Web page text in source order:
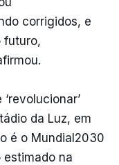
corrigidos, e
futuro,
da Luz, em
é o Mundial2030
na